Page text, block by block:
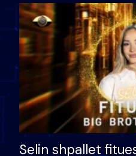
Selin shpallet